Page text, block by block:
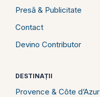
Presă & Publicitate
Contact
Devino Contributor
DESTINAȚII
Provence & Côte d’Azur